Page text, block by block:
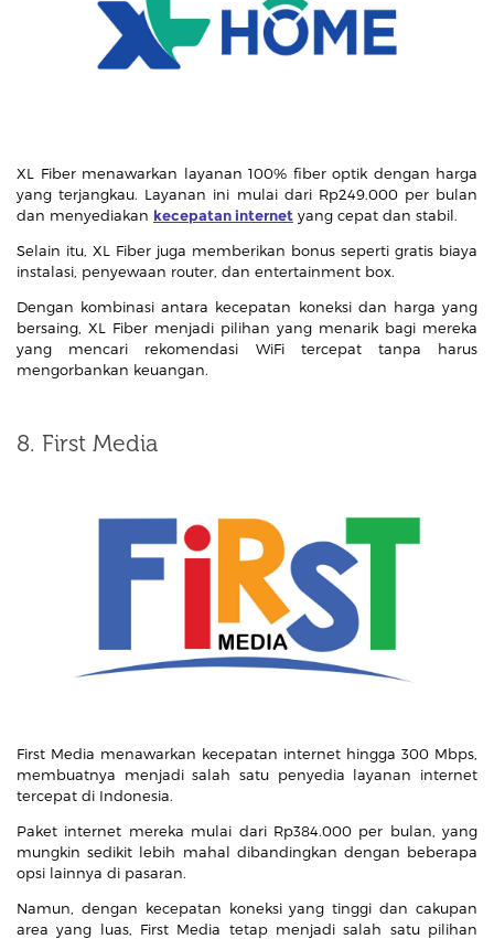
XL Fiber menawarkan layanan 100% fiber optik dengan harga
yang terjangkau. Layanan ini mulai dari Rp249.000 per bulan
dan menyediakan kecepatan internet yang cepat dan stabil.
Selain itu, XL Fiber juga memberikan bonus seperti gratis biaya
instalasi, penyewaan router, dan entertainment box.
Dengan kombinasi antara kecepatan koneksi dan harga yang
bersaing, XL Fiber menjadi pilihan yang menarik bagi mereka
yang mencari rekomendasi WiFi tercepat tanpa harus
mengorbankan keuangan.
8. First Media
First Media menawarkan kecepatan internet hingga 300 Mbps,
membuatnya menjadi salah satu penyedia layanan internet
tercepat di Indonesia.
Paket internet mereka mulai dari Rp384.000 per bulan, yang
mungkin sedikit lebih mahal dibandingkan dengan beberapa
opsi lainnya di pasaran.
Namun, dengan kecepatan koneksi yang tinggi dan cakupan
area yang luas, First Media tetap menjadi salah satu pilihan